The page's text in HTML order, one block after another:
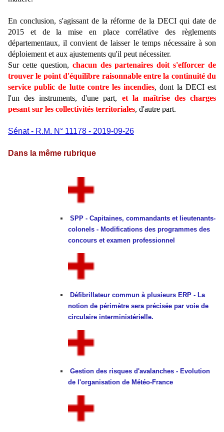
En conclusion, s'agissant de la réforme de la DECI qui date de
2015 et de la mise en place corrélative des règlements
départementaux, il convient de laisser le temps nécessaire à son
déploiement et aux ajustements qu'il peut nécessiter.
Sur cette question, chacun des partenaires doit s'efforcer de
trouver le point d'équilibre raisonnable entre la continuité du
service public de lutte contre les incendies, dont la DECI est
l'un des instruments, d'une part, et la maîtrise des charges
pesant sur les collectivités territoriales, d'autre part.
Sénat - R.M. N° 11178 - 2019-09-26
Dans la même rubrique
SPP - Capitaines, commandants et lieutenants-
colonels - Modifications des programmes des
concours et examen professionnel
Défibrillateur commun à plusieurs ERP - La
notion de périmètre sera précisée par voie de
circulaire interministérielle.
Gestion des risques d'avalanches - Evolution
de l'organisation de Météo-France